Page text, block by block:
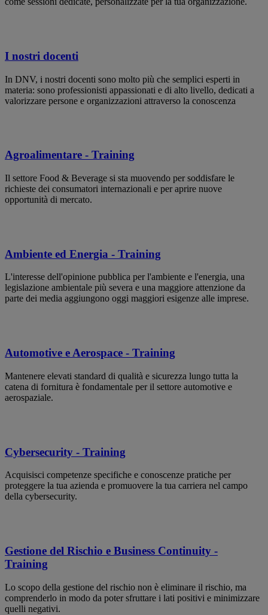
I nostri docenti
In DNV, i nostri docenti sono molto più che semplici esperti in
materia: sono professionisti appassionati e di alto livello, dedicati a
valorizzare persone e organizzazioni attraverso la conoscenza
Agroalimentare - Training
Il settore Food & Beverage si sta muovendo per soddisfare le
richieste dei consumatori internazionali e per aprire nuove
opportunità di mercato.
Ambiente ed Energia - Training
L'interesse dell'opinione pubblica per l'ambiente e l'energia, una
legislazione ambientale più severa e una maggiore attenzione da
parte dei media aggiungono oggi maggiori esigenze alle imprese.
Automotive e Aerospace - Training
Mantenere elevati standard di qualità e sicurezza lungo tutta la
catena di fornitura è fondamentale per il settore automotive e
aerospaziale.
Cybersecurity - Training
Acquisisci competenze specifiche e conoscenze pratiche per
proteggere la tua azienda e promuovere la tua carriera nel campo
della cybersecurity.
Gestione del Rischio e Business Continuity -
Training
Lo scopo della gestione del rischio non è eliminare il rischio, ma
comprenderlo in modo da poter sfruttare i lati positivi e minimizzare
quelli negativi.